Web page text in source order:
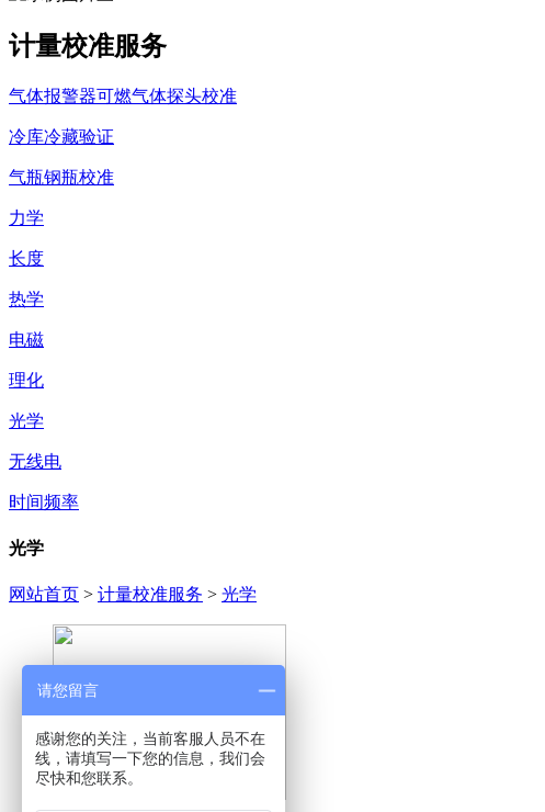
计量校准服务
气体报警器可燃气体探头校准
冷库冷藏验证
气瓶钢瓶校准
力学
长度
热学
电磁
理化
光学
无线电
时间频率
光学
网站首页 > 计量校准服务 > 光学
请您留言
感谢您的关注，当前客服人员不在
线，请填写一下您的信息，我们会
尽快和您联系。